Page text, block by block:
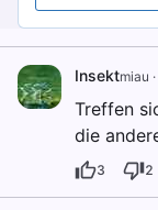
Insektmiau ·
Treffen
die
3 2